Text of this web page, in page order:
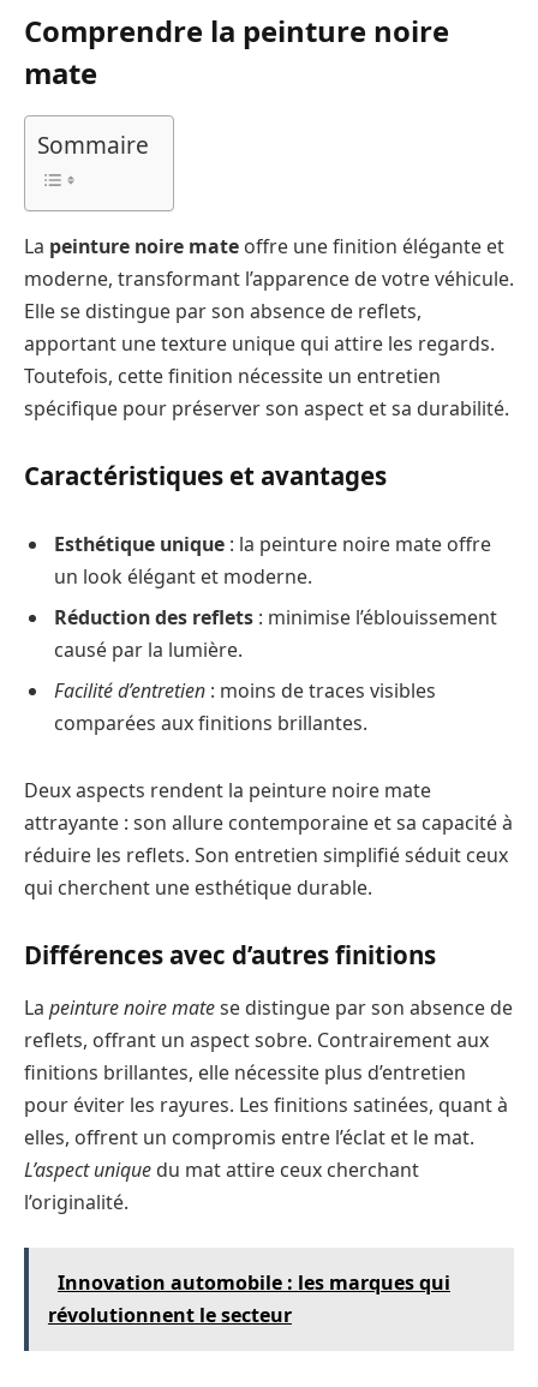
Comprendre la peinture noire
mate
Sommaire
La peinture noire mate offre une finition élégante et
moderne, transformant l’apparence de votre véhicule.
Elle se distingue par son absence de reflets,
apportant une texture unique qui attire les regards.
Toutefois, cette finition nécessite un entretien
spécifique pour préserver son aspect et sa durabilité.
Caractéristiques et avantages
Esthétique unique : la peinture noire mate offre
un look élégant et moderne.
Réduction des reflets : minimise l’éblouissement
causé par la lumière.
Facilité d’entretien : moins de traces visibles
comparées aux finitions brillantes.
Deux aspects rendent la peinture noire mate
attrayante : son allure contemporaine et sa capacité à
réduire les reflets. Son entretien simplifié séduit ceux
qui cherchent une esthétique durable.
Différences avec d’autres finitions
La peinture noire matese distingue par son absence de
reflets, offrant un aspect sobre. Contrairement aux
finitions brillantes, elle nécessite plus d’entretien
pour éviter les rayures. Les finitions satinées, quant à
elles, offrent un compromis entre l’éclat et le mat.
L’aspect unique du mat attire ceux cherchant
l’originalité.
Innovation automobile : les marques qui
révolutionnent le secteur